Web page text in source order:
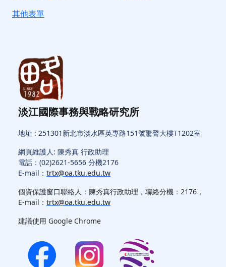
其他表單
淡江國際事務與戰略研究所
地址 : 251301新北市淡水區英專路151號驚聲大樓T1202室
網頁維護人: 陳秀真 行政助理
電話：(02)2621-5656 分機2176
E-mail： trtx@oa.tku.edu.tw
個資保護窗口聯絡人：陳秀真行政助理，聯絡分機：2176，
E-mail： trtx@oa.tku.edu.tw
建議使用 Google Chrome